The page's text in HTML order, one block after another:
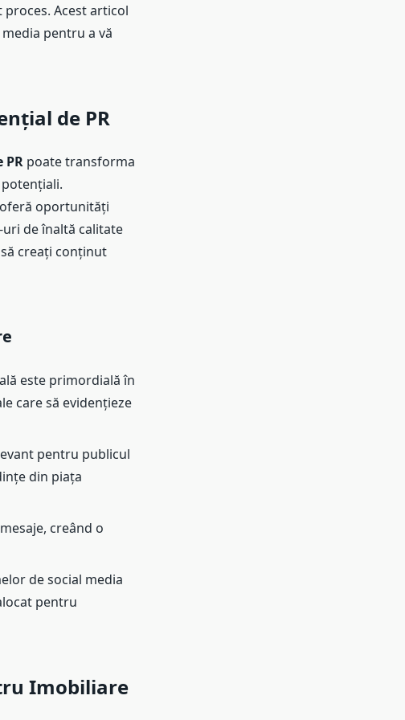
Acest articol
pentru a vă
de PR
poate transforma
oportunități
de înaltă calitate
creați conținut
este primordială în
care să evidențieze
pentru publicul
din piața
creând o
de social media
pentru
Imobiliare